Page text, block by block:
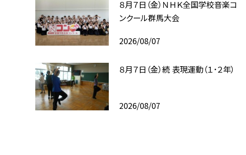
８月７日（金）ＮＨＫ全国学校音楽コ
ンクール群馬大会
2026/08/07
８月７日（金）続 表現運動（１･２年）
2026/08/07